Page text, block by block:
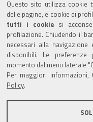
Questo sito utilizza cookie
delle pagine, e cookie di
tutti i cookie si
profilazione. Chiudendo il
necessari alla
disponibili. Le
momento dal menu laterale
Per maggiori
Policy
Corso XI Settembre,
3571
TRASPARENZA
Amministrazione
Statistiche Web
Contatti